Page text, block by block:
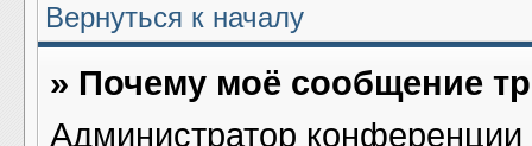
Вернуться к началу
» Почему моё сообщение
Администратор